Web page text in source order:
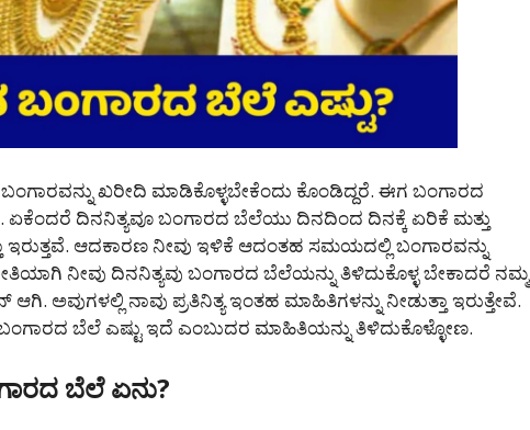
ಖರೀದಿ ಮಾಡಿಕೊಳ್ಳಬೇಕೆಂದು ಕೊಂಡಿದ್ದರೆ. ಈಗ ಬಂಗಾರದ
ಏಕೆಂದರೆ ದಿನನಿತ್ಯವೂ ಬಂಗಾರದ ಬೆಲೆಯು ದಿನದಿಂದ ದಿನಕ್ಕೆ ಏರಿಕೆ ಮತ್ತು
ಇರುತ್ತವೆ. ಆದಕಾರಣ ನೀವು ಇಳಿಕೆ ಆದಂತಹ ಸಮಯದಲ್ಲಿ ಬಂಗಾರವನ್ನು
ನೀವು ದಿನನಿತ್ಯವು ಬಂಗಾರದ ಬೆಲೆಯನ್ನು ತಿಳಿದುಕೊಳ್ಳ ಬೇಕಾದರೆ ನಮ್ಮ
ಅವುಗಳಲ್ಲಿ ನಾವು ಪ್ರತಿನಿತ್ಯ ಇಂತಹ ಮಾಹಿತಿಗಳನ್ನು ನೀಡುತ್ತಾ ಇರುತ್ತೇವೆ.
ಬಂಗಾರದ ಬೆಲೆ ಎಷ್ಟು ಇದೆ ಎಂಬುದರ ಮಾಹಿತಿಯನ್ನು ತಿಳಿದುಕೊಳ್ಳೋಣ.
ಬೆಲೆ ಏನು?